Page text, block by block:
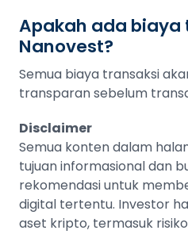
Apakah ada biaya
Nanovest?
Semua biaya transaksi
transparan sebelum
Disclaimer
Semua konten dalam
tujuan informasional dan
rekomendasi untuk
digital tertentu. Investor
aset kripto, termasuk